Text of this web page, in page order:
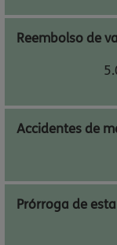
Reembolso de
Accidentes de
Prórroga de